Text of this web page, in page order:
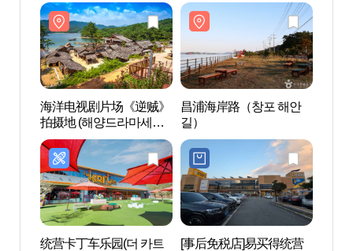
海洋电视剧片场《逆贼》
拍摄地 (해양드라마세트
장 ('역적'촬영지 해양드라
마세트장))
昌浦海岸路（창포 해안
길）
统营卡丁车乐园(더 카트
[事后免税店]易买得统营